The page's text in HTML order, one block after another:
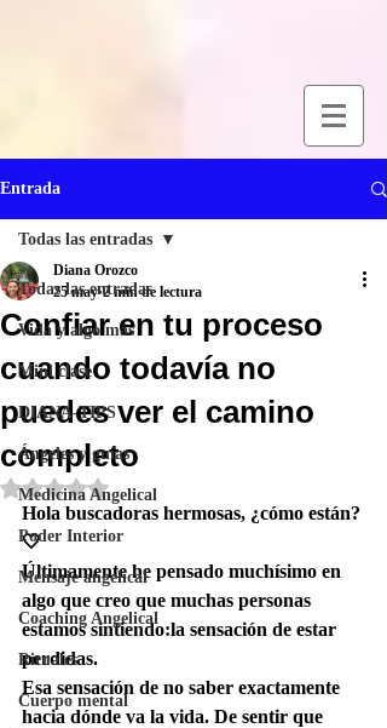
Entrada
Todas las entradas
Vida y algo más
Mini clase
DIANA-TIPS
Ángeles y guías
Medicina Angelical
Poder Interior
Mensaje angelical
Coaching Angelical
Rituales
Cuerpo mental
Todas las entradas
Confiar en tu proceso
cuando todavía no
puedes ver el camino
completo
Diana Orozco
25 may 2 min de lectura
Obtuvo NaN de 5 estrellas.
Hola buscadoras hermosas, ¿cómo están?
🤍
Últimamente he pensado muchísimo en
algo que creo que muchas personas
estamos sintiendo:la sensación de estar
perdidas.
Esa sensación de no saber exactamente
hacia dónde va la vida. De sentir que